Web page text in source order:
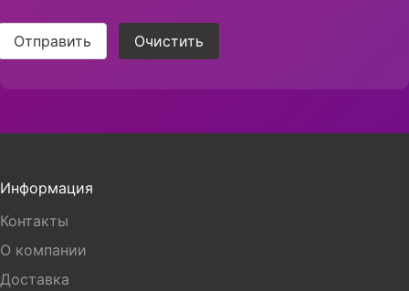
Отправить Очистить
Информация
Контакты
О компании
Доставка